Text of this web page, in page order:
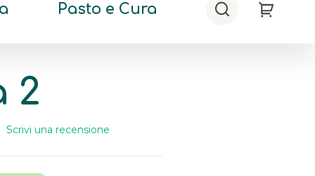
Pasto e Cura Cerca My Cart
2
Scrivi una recensione